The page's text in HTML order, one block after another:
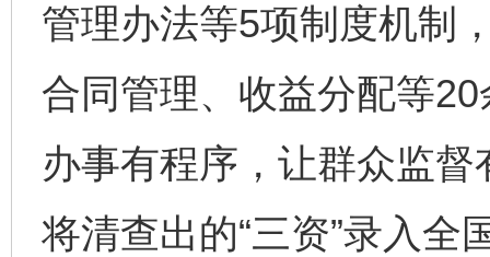
管理办法等5项制度机制
合同管理、收益分配等
办事有程序，让群众监
将清查出的“三资”录入全